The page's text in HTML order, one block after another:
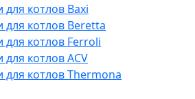
для котлов Baxi
для котлов Beretta
для котлов Ferroli
для котлов ACV
для котлов Thermona